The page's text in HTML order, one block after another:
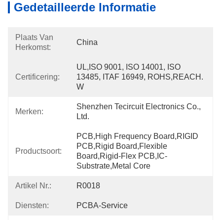
Gedetailleerde Informatie
Plaats Van
Herkomst:
China
Certificering:
UL,ISO 9001, ISO 14001, ISO
13485, ITAF 16949, ROHS,REACH.
W
Merken:
Shenzhen Tecircuit Electronics Co.,
Ltd.
Productsoort:
PCB,High Frequency Board,RIGID
PCB,Rigid Board,Flexible
Board,Rigid-Flex PCB,IC-
Substrate,Metal Core
Artikel Nr.: R0018
Diensten: PCBA-Service